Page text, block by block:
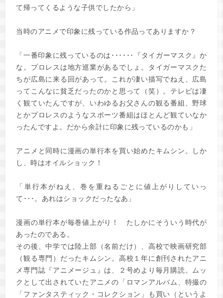
て帰ってくるような子供でしたから」
当時のアニメで印象に残っている作品ってありますか？
「一番印象に残っているのは･･････『タイガーマスク』か
な。プロレスは地方巡業があるでしょ。タイガーマスクた
ちが広島に来る回があって。これが凄い描写でねえ、広島
ってこんなに貧乏だったのかと思って（笑）。テレビは凄
く観ていたんですが、いわゆるお父さんの観る番組、野球
とかプロレスのようなスポーツ番組はほとんど観ていなか
ったんですよ。だから余計に印象に残っているのかも」
アニメと同時に漫画の単行本を買い始めたキムシン。しか
し、時はオイルショック！
「単行本がねえ、巻を重ねるごとに値上がりしていっ
て･･･。あれはショックだったなあ」
漫画の単行本が毎巻値上がり！ たしかにそういう時代が
あったのである。
その後、中学では陸上部（名前だけ）、高校で映画研究部
（観る専門）だったキムシン。高校１年に創刊されたアニ
メ専門誌『アニメージュ』は、２号めより毎月購読。ムッ
クとして出されていたアニメの「ロマンアルバム、特撮の
「ファンタスティック・コレクション」も買い（というよ